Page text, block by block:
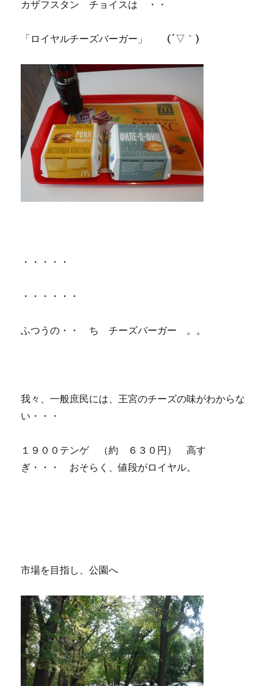
カザフスタン チョイスは ・・
「ロイヤルチーズバーガー」 (´▽｀)
・・・・・
・・・・・・
ふつうの・・ ち チーズバーガー 。。
我々、一般庶民には、王宮のチーズの味がわからな
い・・・
１９００テンゲ （約 ６３０円） 高す
ぎ・・・ おそらく、値段がロイヤル。
市場を目指し、公園へ